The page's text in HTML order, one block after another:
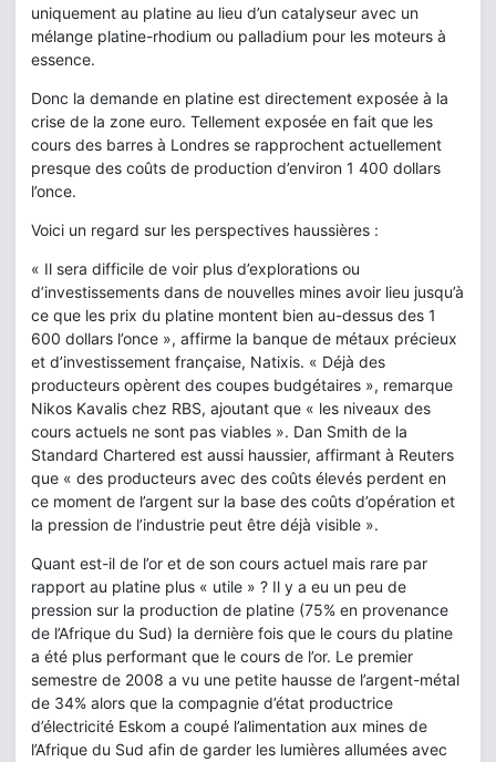
uniquement au platine au lieu d’un catalyseur avec un
mélange platine-rhodium ou palladium pour les moteurs à
essence.
Donc la demande en platine est directement exposée à la
crise de la zone euro. Tellement exposée en fait que les
cours des barres à Londres se rapprochent actuellement
presque des coûts de production d’environ 1 400 dollars
l’once.
Voici un regard sur les perspectives haussières :
« Il sera difficile de voir plus d’explorations ou
d’investissements dans de nouvelles mines avoir lieu jusqu’à
ce que les prix du platine montent bien au-dessus des 1
600 dollars l’once », affirme la banque de métaux précieux
et d’investissement française, Natixis. « Déjà des
producteurs opèrent des coupes budgétaires », remarque
Nikos Kavalis chez RBS, ajoutant que « les niveaux des
cours actuels ne sont pas viables ». Dan Smith de la
Standard Chartered est aussi haussier, affirmant à Reuters
que « des producteurs avec des coûts élevés perdent en
ce moment de l’argent sur la base des coûts d’opération et
la pression de l’industrie peut être déjà visible ».
Quant est-il de l’or et de son cours actuel mais rare par
rapport au platine plus « utile » ? Il y a eu un peu de
pression sur la production de platine (75% en provenance
de l’Afrique du Sud) la dernière fois que le cours du platine
a été plus performant que le cours de l’or. Le premier
semestre de 2008 a vu une petite hausse de l’argent-métal
de 34% alors que la compagnie d’état productrice
d’électricité Eskom a coupé l’alimentation aux mines de
l’Afrique du Sud afin de garder les lumières allumées avec